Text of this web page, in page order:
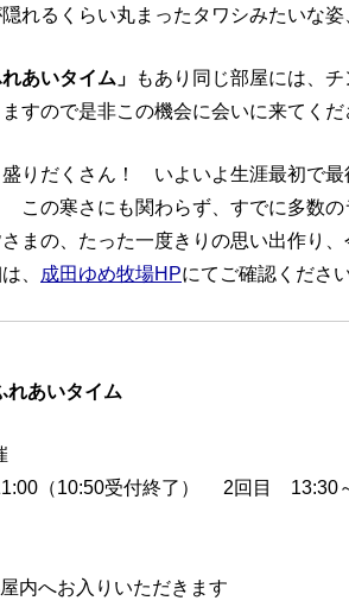
れるくらい丸まったタワシみたいな姿
れあいタイム」
もあり同じ部屋には、
すので是非この機会に会いに来てくだ
りだくさん！ いよいよ生涯最初で最
この寒さにも関わらず、すでに多数の
まの、たった一度きりの思い出作り
、
成田ゆめ牧場HPにてご確認くださ
れあいタイム
（10:50受付終了） 2回目 13:30
内へお入りいただきます